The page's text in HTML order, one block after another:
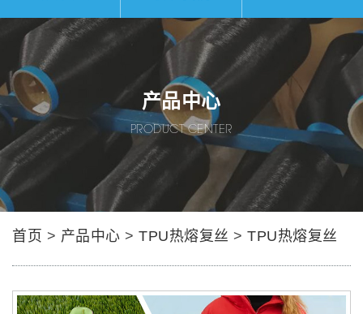
产品中心
PRODUCT CENTER
首页 > 产品中心 > TPU热熔复丝 > TPU热熔复丝